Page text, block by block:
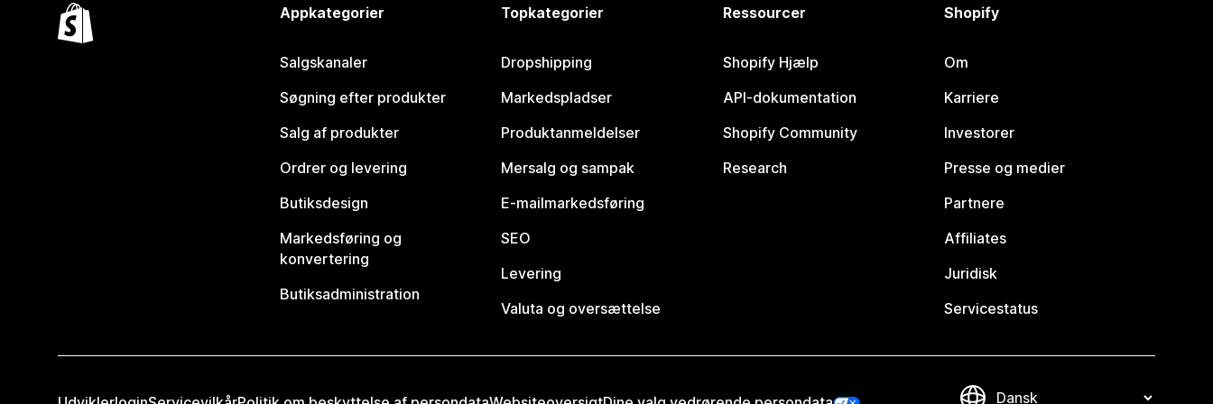
Appkategorier
Salgskanaler
Søgning efter produkter
Salg af produkter
Ordrer og levering
Butiksdesign
Markedsføring og
konvertering
Butiksadministration
Topkategorier
Dropshipping
Markedspladser
Produktanmeldelser
Mersalg og sampak
E-mailmarkedsføring
SEO
Levering
Valuta og oversættelse
Ressourcer
Shopify Hjælp
API-dokumentation
Shopify Community
Research
Shopify
Om
Karriere
Investorer
Presse og medier
Partnere
Affiliates
Juridisk
Servicestatus